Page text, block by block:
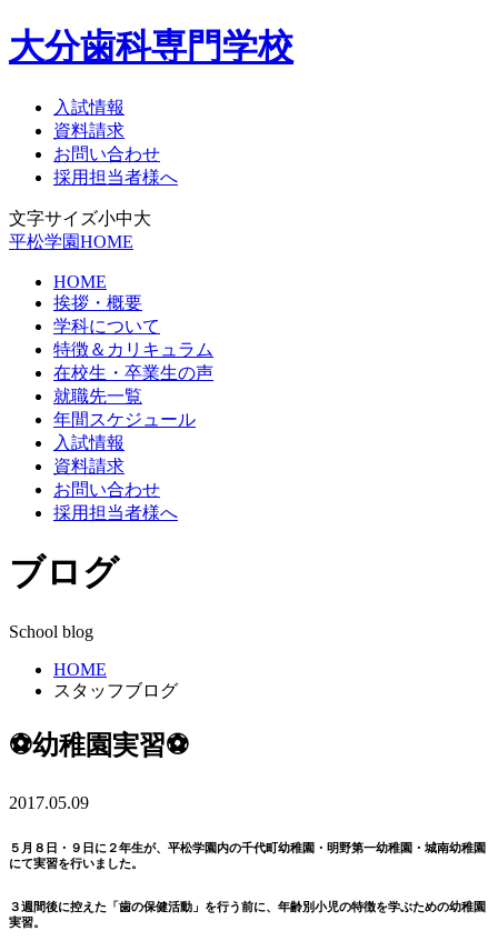
大分歯科専門学校
入試情報
資料請求
お問い合わせ
採用担当者様へ
文字サイズ小中大
平松学園HOME
HOME
挨拶・概要
学科について
特徴＆カリキュラム
在校生・卒業生の声
就職先一覧
年間スケジュール
入試情報
資料請求
お問い合わせ
採用担当者様へ
ブログ
School blog
HOME
スタッフブログ
⚽幼稚園実習⚽
2017.05.09
５月８日・９日に２年生が、平松学園内の千代町幼稚園・明野第一幼稚園・城南幼稚園
にて実習を行いました。
３週間後に控えた「歯の保健活動」を行う前に、年齢別小児の特徴を学ぶための幼稚園
実習。